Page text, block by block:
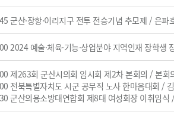
군산·장항·이리지구 전투 전승기념 추모제 / 은파
2024 예술·체육·기능·상업분야 지역인재 장학생
제263회 군산시의회 임시회 제2차 본회의 / 본회
전북특별자치도 시군 공무직 노사 한마음대회 /
군산의용소방대연합회 제8대 여성회장 이취임식